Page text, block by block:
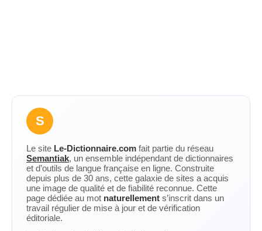
S
Le site Le-Dictionnaire.com fait partie du réseau
Semantiak, un ensemble indépendant de dictionnaires
et d’outils de langue française en ligne. Construite
depuis plus de 30 ans, cette galaxie de sites a acquis
une image de qualité et de fiabilité reconnue. Cette
page dédiée au mot naturellement s’inscrit dans un
travail régulier de mise à jour et de vérification
éditoriale.